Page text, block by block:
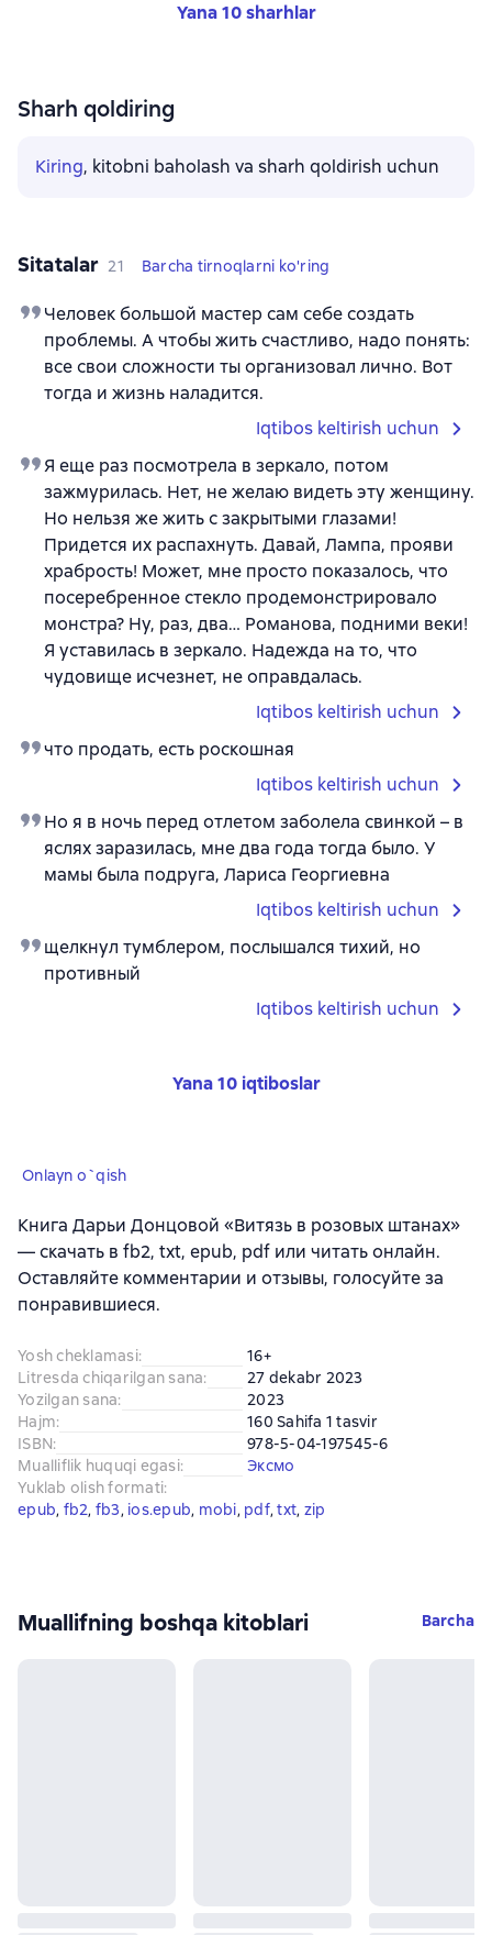
Yana 10 sharhlar
Sharh qoldiring
Kiring, kitobni baholash va sharh qoldirish uchun
Sitatalar 21 Barcha tirnoqlarni ko'ring
Человек большой мастер сам себе создать
проблемы. А чтобы жить счастливо, надо понять:
все свои сложности ты организовал лично. Вот
тогда и жизнь наладится.
Iqtibos keltirish uchun
Я еще раз посмотрела в зеркало, потом
зажмурилась. Нет, не желаю видеть эту женщину.
Но нельзя же жить с закрытыми глазами!
Придется их распахнуть. Давай, Лампа, прояви
храбрость! Может, мне просто показалось, что
посеребренное стекло продемонстрировало
монстра? Ну, раз, два… Романова, подними веки!
Я уставилась в зеркало. Надежда на то, что
чудовище исчезнет, не оправдалась.
Iqtibos keltirish uchun
что продать, есть роскошная
Iqtibos keltirish uchun
Но я в ночь перед отлетом заболела свинкой – в
яслях заразилась, мне два года тогда было. У
мамы была подруга, Лариса Георгиевна
Iqtibos keltirish uchun
щелкнул тумблером, послышался тихий, но
противный
Iqtibos keltirish uchun
Yana 10 iqtiboslar
Onlayn o`qish
Книга Дарьи Донцовой «Витязь в розовых штанах»
— скачать в fb2, txt, epub, pdf или читать онлайн.
Оставляйте комментарии и отзывы, голосуйте за
понравившиеся.
Yosh cheklamasi:
16+
Litresda chiqarilgan sana:
27 dekabr 2023
Yozilgan sana:
2023
Hajm:
160 Sahifa 1 tasvir
ISBN:
978-5-04-197545-6
Mualliflik huquqi egasi:
Эксмо
Yuklab olish formati:
epub, fb2, fb3, ios.epub, mobi, pdf, txt, zip
Muallifning boshqa kitoblari Barcha